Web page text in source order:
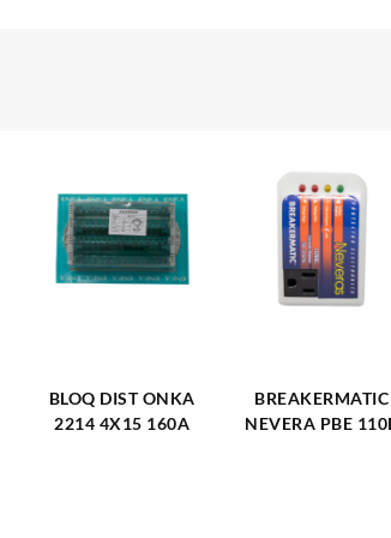
BLOQ DIST ONKA
2214 4X15 160A
BREAKERMATIC
NEVERA PBE